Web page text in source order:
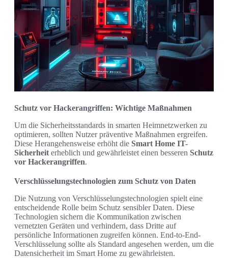
Schutz vor Hackerangriffen: Wichtige Maßnahmen
Um die Sicherheitsstandards in smarten Heimnetzwerken zu
optimieren, sollten Nutzer präventive Maßnahmen ergreifen.
Diese Herangehensweise erhöht die Smart Home IT-
Sicherheit erheblich und gewährleistet einen besseren Schutz
vor Hackerangriffen.
Verschlüsselungstechnologien zum Schutz von Daten
Die Nutzung von Verschlüsselungstechnologien spielt eine
entscheidende Rolle beim Schutz sensibler Daten. Diese
Technologien sichern die Kommunikation zwischen
vernetzten Geräten und verhindern, dass Dritte auf
persönliche Informationen zugreifen können. End-to-End-
Verschlüsselung sollte als Standard angesehen werden, um die
Datensicherheit im Smart Home zu gewährleisten.